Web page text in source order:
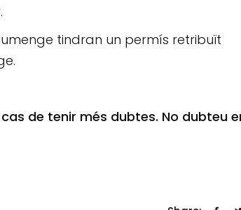
tindran un permís retribuït
de tenir més dubtes. No dubteu